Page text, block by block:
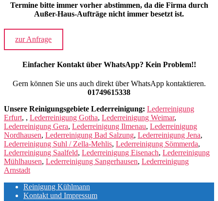
Termine bitte immer vorher abstimmen, da die Firma durch
Außer-Haus-Aufträge nicht immer besetzt ist.
zur Anfrage
Einfacher Kontakt über WhatsApp? Kein Problem!!
Gern können Sie uns auch direkt über WhatsApp kontaktieren.
01749615338
Unsere Reinigungsgebiete Lederreinigung: Lederreinigung
Erfurt, , Lederreinigung Gotha, Lederreinigung Weimar,
Lederreinigung Gera, Lederreinigung Ilmenau, Lederreinigung
Nordhausen, Lederreinigung Bad Salzung, Lederreinigung Jena,
Lederreinigung Suhl / Zella-Mehlis, Lederreinigung Sömmerda,
Lederreinigung Saalfeld, Lederreinigung Eisenach, Lederreinigung
Mühlhausen, Lederreinigung Sangerhausen, Lederreinigung
Arnstadt
Reinigung Kühlmann
Kontakt und Impressum